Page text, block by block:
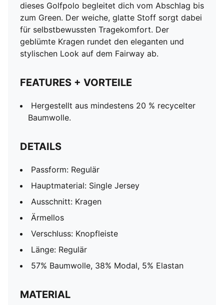
dieses Golfpolo begleitet dich vom Abschlag bis
zum Green. Der weiche, glatte Stoff sorgt dabei
für selbstbewussten Tragekomfort. Der
geblümte Kragen rundet den eleganten und
stylischen Look auf dem Fairway ab.
FEATURES + VORTEILE
Hergestellt aus mindestens 20 % recycelter
Baumwolle.
DETAILS
Passform: Regulär
Hauptmaterial: Single Jersey
Ausschnitt: Kragen
Ärmellos
Verschluss: Knopfleiste
Länge: Regulär
57% Baumwolle, 38% Modal, 5% Elastan
MATERIAL